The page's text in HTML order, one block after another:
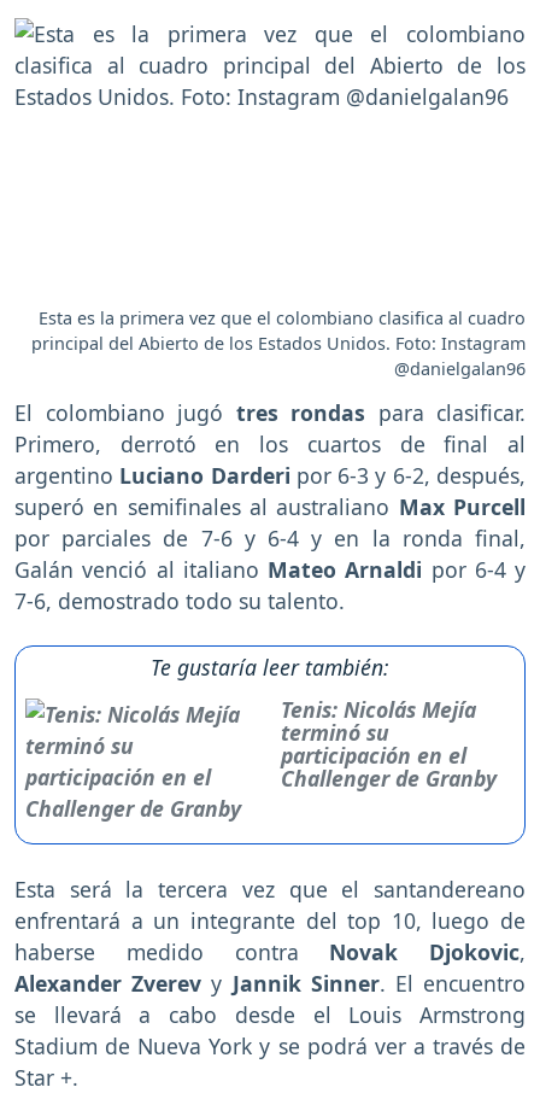
Esta es la primera vez que el colombiano clasifica al cuadro
principal del Abierto de los Estados Unidos. Foto: Instagram
@danielgalan96
El colombiano jugó tres rondas para clasificar.
Primero, derrotó en los cuartos de final al
argentino Luciano Darderi por 6-3 y 6-2, después,
superó en semifinales al australiano Max Purcell
por parciales de 7-6 y 6-4 y en la ronda final,
Galán venció al italiano Mateo Arnaldi por 6-4 y
7-6, demostrado todo su talento.
Te gustaría leer también:
Tenis: Nicolás Mejía
terminó su
participación en el
Challenger de Granby
Esta será la tercera vez que el santandereano
enfrentará a un integrante del top 10, luego de
haberse medido contra Novak Djokovic,
Alexander Zverev y Jannik Sinner. El encuentro
se llevará a cabo desde el Louis Armstrong
Stadium de Nueva York y se podrá ver a través de
Star +.